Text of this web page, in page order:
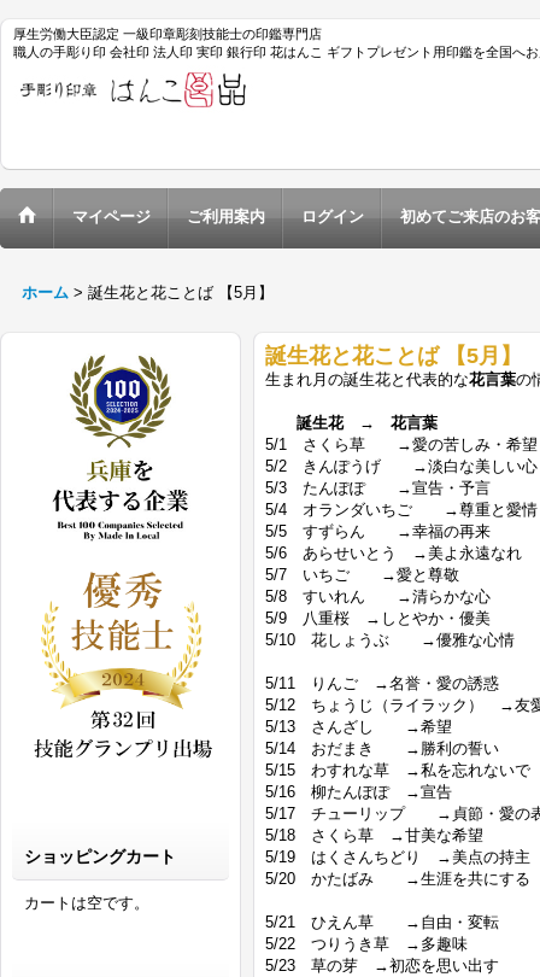
厚生労働大臣認定 一級印章彫刻技能士の印鑑専門店
職人の手彫り印 会社印 法人印 実印 銀行印 花はんこ ギフトプレゼント用印鑑を全国へ
マイページ ご利用案内 ログイン 初めてご来店のお
ホーム > 誕生花と花ことば 【5月】
ショッピングカート
カートは空です。
誕生花と花ことば 【5月】
生まれ月の誕生花と代表的な花言葉の
誕生花 → 花言葉
5/1 さくら草 →愛の苦しみ・希望
5/2 きんぽうげ →淡白な美しい心
5/3 たんぽぽ →宣告・予言
5/4 オランダいちご →尊重と愛情
5/5 すずらん →幸福の再来
5/6 あらせいとう →美よ永遠なれ
5/7 いちご →愛と尊敬
5/8 すいれん →清らかな心
5/9 八重桜 →しとやか・優美
5/10 花しょうぶ →優雅な心情
5/11 りんご →名誉・愛の誘惑
5/12 ちょうじ（ライラック） →友
5/13 さんざし →希望
5/14 おだまき →勝利の誓い
5/15 わすれな草 →私を忘れないで
5/16 柳たんぽぽ →宣告
5/17 チューリップ →貞節・愛の
5/18 さくら草 →甘美な希望
5/19 はくさんちどり →美点の持主
5/20 かたばみ →生涯を共にする
5/21 ひえん草 →自由・変転
5/22 つりうき草 →多趣味
5/23 草の芽 →初恋を思い出す